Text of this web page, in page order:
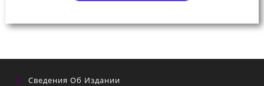
Сведения Об Издании